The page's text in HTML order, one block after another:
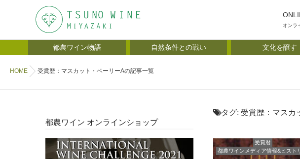
オンラ
都農ワイン物語 自然条件との戦い 文化を醸す
HOME 受賞歴：マスカット・ベーリーAの記事一覧
タグ: 受賞歴：マスカ
受賞暦
都農ワインメディア情報&ヒスト
都農ワイン オンラインショップ